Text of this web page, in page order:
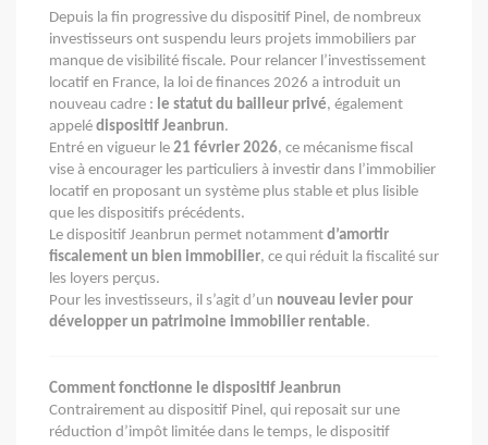
Depuis la fin progressive du dispositif Pinel, de nombreux
investisseurs ont suspendu leurs projets immobiliers par
manque de visibilité fiscale. Pour relancer l’investissement
locatif en France, la loi de finances 2026 a introduit un
nouveau cadre : le statut du bailleur privé, également
appelé dispositif Jeanbrun.
Entré en vigueur le 21 février 2026, ce mécanisme fiscal
vise à encourager les particuliers à investir dans l’immobilier
locatif en proposant un système plus stable et plus lisible
que les dispositifs précédents.
Le dispositif Jeanbrun permet notamment d’amortir
fiscalement un bien immobilier, ce qui réduit la fiscalité sur
les loyers perçus.
Pour les investisseurs, il s’agit d’un nouveau levier pour
développer un patrimoine immobilier rentable.
Comment fonctionne le dispositif Jeanbrun
Contrairement au dispositif Pinel, qui reposait sur une
réduction d’impôt limitée dans le temps, le dispositif